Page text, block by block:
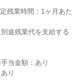
残業時間：1ヶ月あた
途残業代を支給する
当金額：あり
り